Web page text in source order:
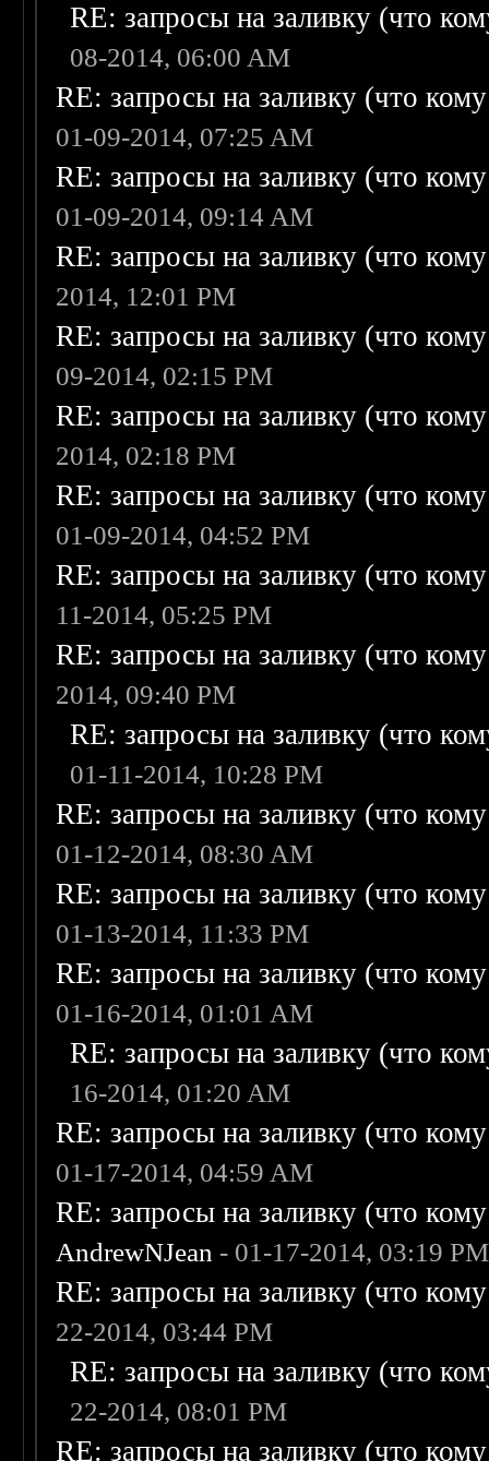
RE: запросы на заливку (что
08-2014, 06:00 AM
RE: запросы на заливку (что
01-09-2014, 07:25 AM
RE: запросы на заливку (что
01-09-2014, 09:14 AM
RE: запросы на заливку (что
2014, 12:01 PM
RE: запросы на заливку (что
09-2014, 02:15 PM
RE: запросы на заливку (что
2014, 02:18 PM
RE: запросы на заливку (что
01-09-2014, 04:52 PM
RE: запросы на заливку (что
11-2014, 05:25 PM
RE: запросы на заливку (что
2014, 09:40 PM
RE: запросы на заливку (что
01-11-2014, 10:28 PM
RE: запросы на заливку (что
01-12-2014, 08:30 AM
RE: запросы на заливку (что
01-13-2014, 11:33 PM
RE: запросы на заливку (что
01-16-2014, 01:01 AM
RE: запросы на заливку (что
16-2014, 01:20 AM
RE: запросы на заливку (что
01-17-2014, 04:59 AM
RE: запросы на заливку (что
AndrewNJean - 01-17-2014, 03:19 PM
RE: запросы на заливку (что
22-2014, 03:44 PM
RE: запросы на заливку (что
22-2014, 08:01 PM
RE: запросы на заливку (что